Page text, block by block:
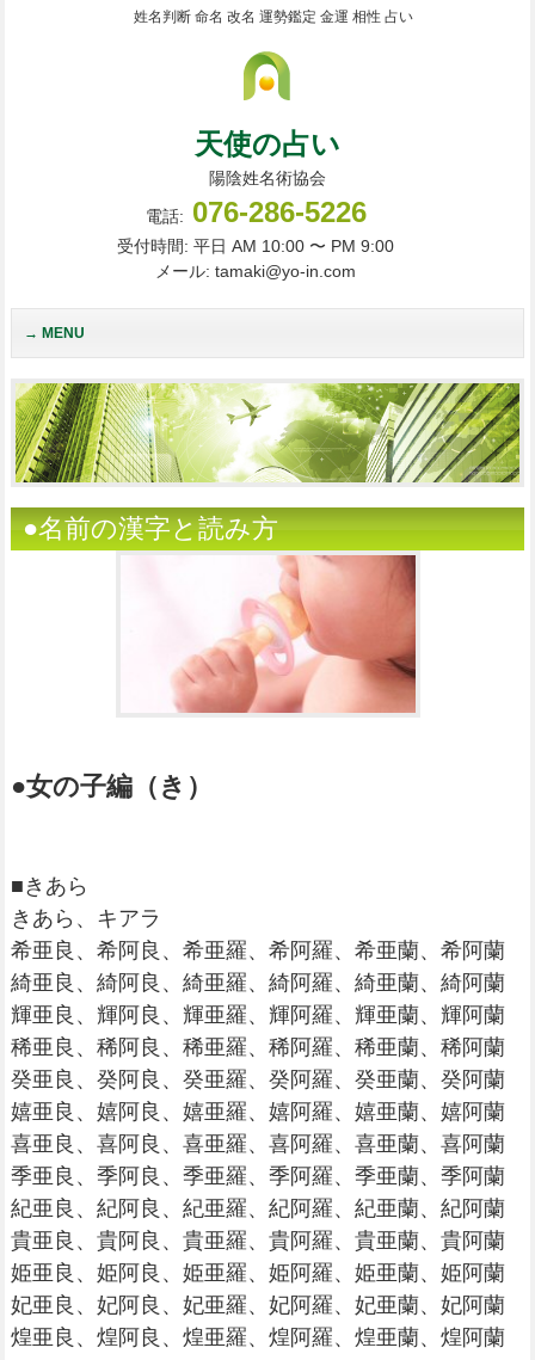
姓名判断 命名 改名 運勢鑑定 金運 相性 占い
天使の占い
陽陰姓名術協会
電話: 076-286-5226
受付時間: 平日 AM 10:00 〜 PM 9:00
メール: tamaki@yo-in.com
MENU
●名前の漢字と読み方
●女の子編（き）
■きあら
きあら、キアラ
希亜良、希阿良、希亜羅、希阿羅、希亜蘭、希阿蘭
綺亜良、綺阿良、綺亜羅、綺阿羅、綺亜蘭、綺阿蘭
輝亜良、輝阿良、輝亜羅、輝阿羅、輝亜蘭、輝阿蘭
稀亜良、稀阿良、稀亜羅、稀阿羅、稀亜蘭、稀阿蘭
癸亜良、癸阿良、癸亜羅、癸阿羅、癸亜蘭、癸阿蘭
嬉亜良、嬉阿良、嬉亜羅、嬉阿羅、嬉亜蘭、嬉阿蘭
喜亜良、喜阿良、喜亜羅、喜阿羅、喜亜蘭、喜阿蘭
季亜良、季阿良、季亜羅、季阿羅、季亜蘭、季阿蘭
紀亜良、紀阿良、紀亜羅、紀阿羅、紀亜蘭、紀阿蘭
貴亜良、貴阿良、貴亜羅、貴阿羅、貴亜蘭、貴阿蘭
姫亜良、姫阿良、姫亜羅、姫阿羅、姫亜蘭、姫阿蘭
妃亜良、妃阿良、妃亜羅、妃阿羅、妃亜蘭、妃阿蘭
煌亜良、煌阿良、煌亜羅、煌阿羅、煌亜蘭、煌阿蘭